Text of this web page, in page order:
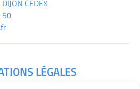
CEDEX
50
LÉGALES